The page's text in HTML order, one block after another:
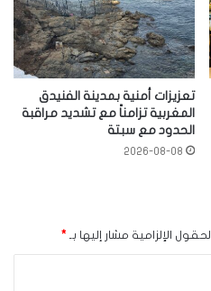
تعزيزات أمنية بمدينة الفنيدق
المغربية تزامناً مع تشديد مراقبة
الحدود مع سبتة
2026-08-08
الحقول الإلزامية مشار إليها بـ *